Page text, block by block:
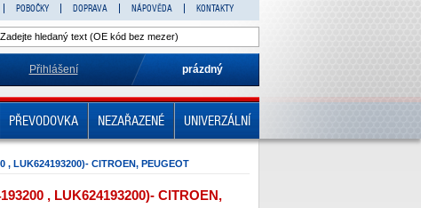
POBOČKY DOPRAVA NÁPOVĚDA KONTAKTY
Přihlášení prázdný
PŘEVODOVKA NEZAŘAZENÉ UNIVERZÁLNÍ
, LUK624193200)- CITROEN, PEUGEOT
, LUK624193200)- CITROEN,